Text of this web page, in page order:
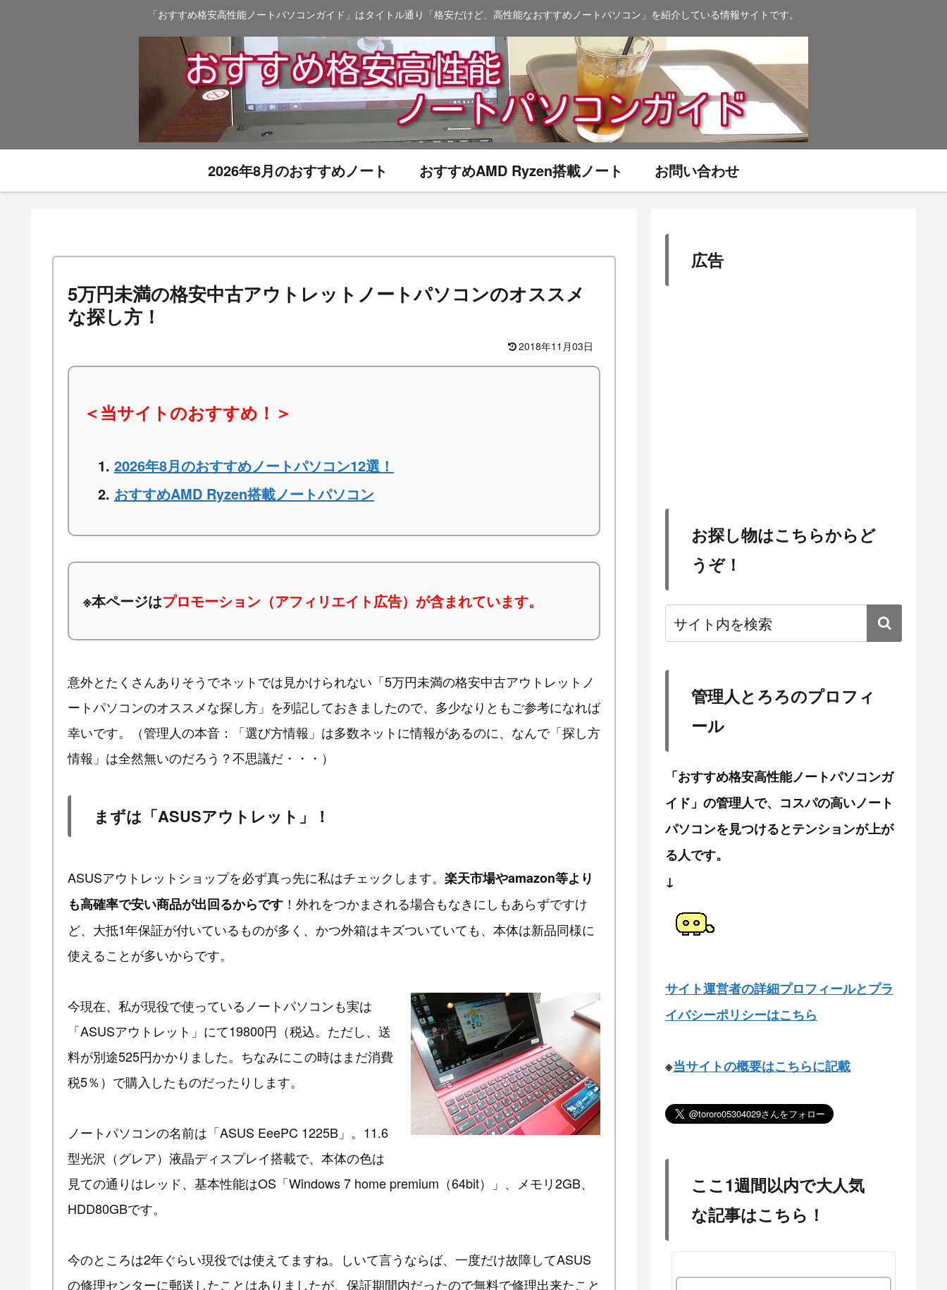
「おすすめ格安高性能ノートパソコンガイド」はタイトル通り「格安だけど、高性能なおすすめノートパソコン」を紹介している情報サイトです。
2026年8月のおすすめノート おすすめAMD Ryzen搭載ノート お問い合わせ
5万円未満の格安中古アウトレットノートパソコンのオススメ
な探し方！
2018年11月03日
＜当サイトのおすすめ！＞
2026年8月のおすすめノートパソコン12選！
おすすめAMD Ryzen搭載ノートパソコン
※本ページはプロモーション（アフィリエイト広告）が含まれています。
意外とたくさんありそうでネットでは見かけられない「5万円未満の格安中古アウトレットノ
ートパソコンのオススメな探し方」を列記しておきましたので、多少なりともご参考になれば
幸いです。（管理人の本音：「選び方情報」は多数ネットに情報があるのに、なんで「探し方
情報」は全然無いのだろう？不思議だ・・・）
まずは「ASUSアウトレット」！
ASUSアウトレットショップを必ず真っ先に私はチェックします。 楽天市場やamazon等より
も高確率で安い商品が出回るからです ！外れをつかまされる場合もなきにしもあらずですけ
ど、大抵1年保証が付いているものが多く、かつ外箱はキズついていても、本体は新品同様に
使えることが多いからです。
今現在、私が現役で使っているノートパソコンも実は
「ASUSアウトレット」にて19800円（税込。ただし、送
料が別途525円かかりました。ちなみにこの時はまだ消費
税5％）で購入したものだったりします。
ノートパソコンの名前は「ASUS EeePC 1225B」。11.6
型光沢（グレア）液晶ディスプレイ搭載で、本体の色は
見ての通りはレッド、基本性能はOS「Windows 7 home premium（64bit）」、メモリ2GB、
HDD80GBです。
今のところは2年ぐらい現役では使えてますね。しいて言うならば、一度だけ故障してASUS
の修理センターに郵送したことはありましたが、保証期間内だったので無料で修理出来たこと
広告
お探し物はこちらからど
うぞ！
管理人とろろのプロフィ
ール
「おすすめ格安高性能ノートパソコンガ
イド」の管理人で、コスパの高いノート
パソコンを見つけるとテンションが上が
る人です。
↓
サイト運営者の詳細プロフィールとプラ
イバシーポリシーはこちら
※当サイトの概要はこちらに記載
ここ1週間以内で大人気
な記事はこちら！